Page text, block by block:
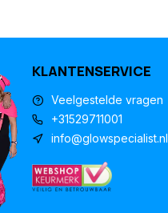
KLANTENSERVICE
Veelgestelde vragen
+31529711001
info@glowspecialist.nl